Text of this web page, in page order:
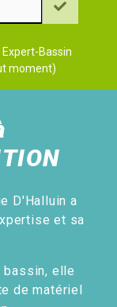
Bassin
moment)
D'Halluin a
et sa
bassin, elle
de matériel